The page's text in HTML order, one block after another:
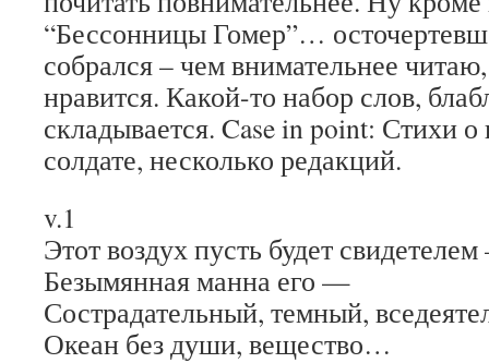
“Бессонницы Гомер”…
собрался – чем внимательнее
нравится. Какой-то набор слов,
складывается. Case in point: Стихи о
солдате, несколько редакций.
v.1
Этот воздух пусть будет
Безымянная манна его —
Сострадательный, темный,
Океан без души, вещество…